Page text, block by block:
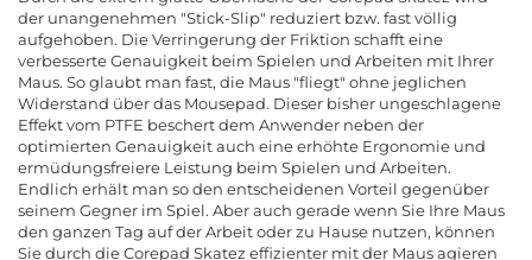
der unangenehmen "Stick-Slip" reduziert bzw. fast völlig
aufgehoben. Die Verringerung der Friktion schafft eine
verbesserte Genauigkeit beim Spielen und Arbeiten mit Ihrer
Maus. So glaubt man fast, die Maus "fliegt" ohne jeglichen
Widerstand über das Mousepad. Dieser bisher ungeschlagene
Effekt vom PTFE beschert dem Anwender neben der
optimierten Genauigkeit auch eine erhöhte Ergonomie und
ermüdungsfreiere Leistung beim Spielen und Arbeiten.
Endlich erhält man so den entscheidenen Vorteil gegenüber
seinem Gegner im Spiel. Aber auch gerade wenn Sie Ihre Maus
den ganzen Tag auf der Arbeit oder zu Hause nutzen, können
Sie durch die Corepad Skatez effizienter mit der Maus agieren